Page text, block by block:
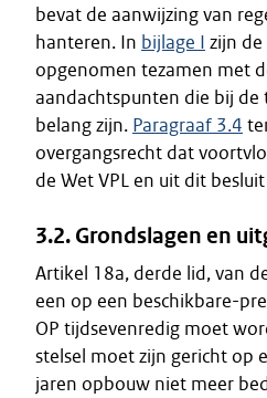
bevat de aanwijzing van
hanteren. In bijlage I zijn
opgenomen tezamen met
aandachtspunten die bij de
belang zijn. Paragraaf 3.4
overgangsrecht dat
de Wet VPL en uit dit
3.2. Grondslagen en
Artikel 18a, derde lid, van
een op een beschikbare-
OP tijdsevenredig moet
stelsel moet zijn gericht op
jaren opbouw niet meer